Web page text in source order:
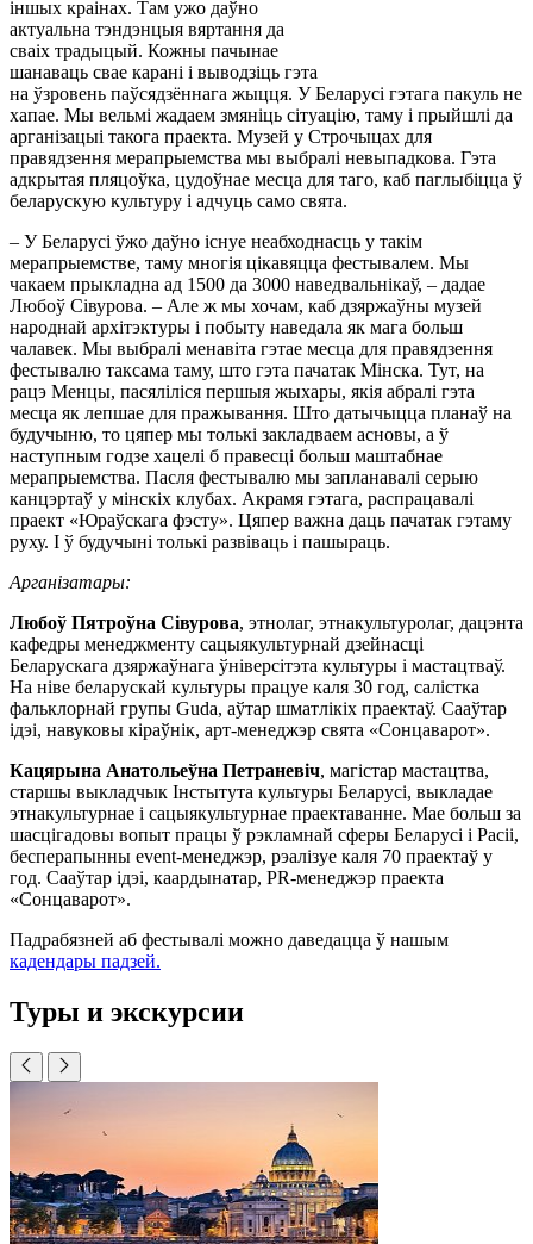
іншых краінах. Там ужо даўно
актуальна тэндэнцыя вяртання да
сваіх традыцый. Кожны пачынае
шанаваць свае карані і выводзіць гэта
на ўзровень паўсядзённага жыцця. У Беларусі гэтага пакуль не
хапае. Мы вельмі жадаем змяніць сітуацію, таму і прыйшлі да
арганізацыі такога праекта. Музей у Строчыцах для
правядзення мерапрыемства мы выбралі невыпадкова. Гэта
адкрытая пляцоўка, цудоўнае месца для таго, каб паглыбіцца ў
беларускую культуру і адчуць само свята.
– У Беларусі ўжо даўно існуе неабходнасць у такім
мерапрыемстве, таму многія цікавяцца фестывалем. Мы
чакаем прыкладна ад 1500 да 3000 наведвальнікаў, – дадае
Любоў Сівурова. – Але ж мы хочам, каб дзяржаўны музей
народнай архітэктуры і побыту наведала як мага больш
чалавек. Мы выбралі менавіта гэтае месца для правядзення
фестывалю таксама таму, што гэта пачатак Мінска. Тут, на
рацэ Менцы, пасяліліся першыя жыхары, якія абралі гэта
месца як лепшае для пражывання. Што датычыцца планаў на
будучыню, то цяпер мы толькі закладваем асновы, а ў
наступным годзе хацелі б правесці больш маштабнае
мерапрыемства. Пасля фестывалю мы запланавалі серыю
канцэртаў у мінскіх клубах. Акрамя гэтага, распрацавалі
праект «Юраўскага фэсту». Цяпер важна даць пачатак гэтаму
руху. І ў будучыні толькі развіваць і пашыраць.
Арганізатары:
Любоў Пятроўна Сівурова, этнолаг, этнакультуролаг, дацэнта
кафедры менеджменту сацыякультурнай дзейнасці
Беларускага дзяржаўнага ўніверсітэта культуры і мастацтваў.
На ніве беларускай культуры працуе каля 30 год, салістка
фальклорнай групы Guda, аўтар шматлікіх праектаў. Сааўтар
ідэі, навуковы кіраўнік, арт-менеджэр свята «Сонцаварот».
Кацярына Анатольеўна Петраневіч, магістар мастацтва,
старшы выкладчык Інстытута культуры Беларусі, выкладае
этнакультурнае і сацыякультурнае праектаванне. Мае больш за
шасцігадовы вопыт працы ў рэкламнай сферы Беларусі і Расіі,
бесперапынны event-менеджэр, рэалізуе каля 70 праектаў у
год. Сааўтар ідэі, каардынатар, PR-менеджэр праекта
«Сонцаварот».
Падрабязней аб фестывалі можно даведацца ў нашым
кадендары падзей.
Туры и экскурсии